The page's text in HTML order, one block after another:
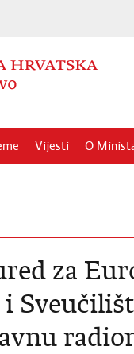
Vijesti O
za